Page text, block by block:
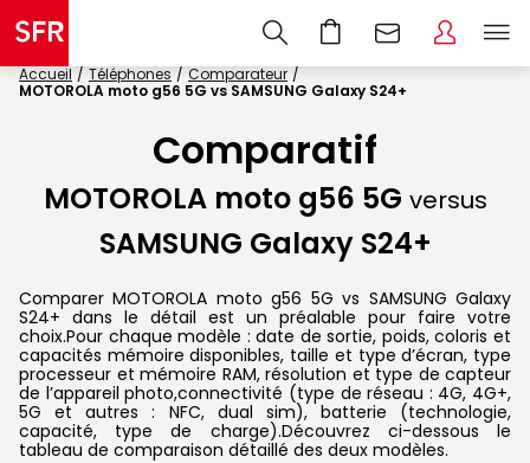
Accueil Téléphones
Comparateur
MOTOROLA moto g56 5G vs SAMSUNG Galaxy S24+
Comparatif
MOTOROLA moto g56 5G versus
SAMSUNG Galaxy S24+
Comparer MOTOROLA moto g56 5G vs SAMSUNG Galaxy
S24+ dans le détail est un préalable pour faire votre
choix.Pour chaque modèle : date de sortie, poids, coloris et
capacités mémoire disponibles, taille et type d’écran, type
processeur et mémoire RAM, résolution et type de capteur
de l’appareil photo,connectivité (type de réseau : 4G, 4G+,
5G et autres : NFC, dual sim), batterie (technologie,
capacité, type de charge).Découvrez ci-dessous le
tableau de comparaison détaillé des deux modèles.